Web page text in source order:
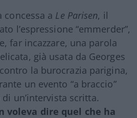
concessa a Le Parisen, il
l’espressione “emmerder”,
far incazzare, una parola
già usata da Georges
la burocrazia parigina,
un evento “a braccio”
un’intervista scritta.
voleva dire quel che ha